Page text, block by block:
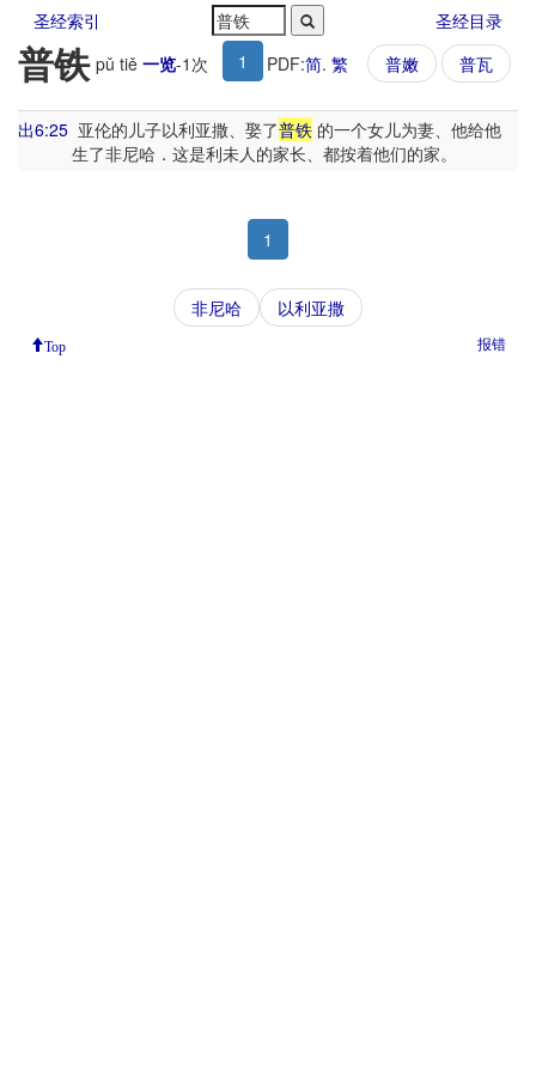
圣经索引 圣经目录
普铁 pǔ tiě 一览-1 次 1 PDF:简. 繁 普嫩 普瓦
出6:25 亚伦的儿子以利亚撒、娶了普铁 的一个女儿为妻、他给他
生了非尼哈．这是利未人的家长、都按着他们的家。
1
非尼哈 以利亚撒
Top 报错